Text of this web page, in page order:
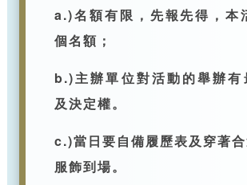
a.)名額有限，先報先得，本
個名額；
b.)主辦單位對活動的舉辦有
及決定權。
c.)當日要自備履歷表及穿著
服飾到場。